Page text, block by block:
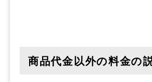
商品代金以外の料金の